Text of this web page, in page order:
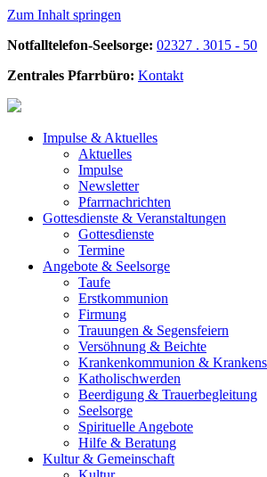
Zum Inhalt springen
Notfalltelefon-Seelsorge: 02327 . 3015 - 50
Zentrales Pfarrbüro: Kontakt
Impulse & Aktuelles
Aktuelles
Impulse
Newsletter
Pfarrnachrichten
Gottesdienste & Veranstaltungen
Gottesdienste
Termine
Angebote & Seelsorge
Taufe
Erstkommunion
Firmung
Trauungen & Segensfeiern
Versöhnung & Beichte
Krankenkommunion &
Katholischwerden
Beerdigung & Trauerbegleitung
Seelsorge
Spirituelle Angebote
Hilfe & Beratung
Kultur & Gemeinschaft